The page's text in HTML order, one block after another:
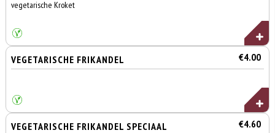
vegetarische Kroket
VEGETARISCHE FRIKANDEL €4.00
VEGETARISCHE FRIKANDEL SPECIAAL €4.60